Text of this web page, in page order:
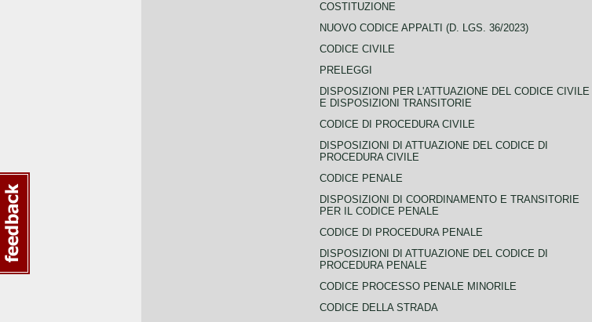
COSTITUZIONE
NUOVO CODICE APPALTI (D. LGS. 36/2023)
CODICE CIVILE
PRELEGGI
DISPOSIZIONI PER L'ATTUAZIONE DEL CODICE CIVILE
E DISPOSIZIONI TRANSITORIE
CODICE DI PROCEDURA CIVILE
DISPOSIZIONI DI ATTUAZIONE DEL CODICE DI
PROCEDURA CIVILE
CODICE PENALE
DISPOSIZIONI DI COORDINAMENTO E TRANSITORIE
PER IL CODICE PENALE
CODICE DI PROCEDURA PENALE
DISPOSIZIONI DI ATTUAZIONE DEL CODICE DI
PROCEDURA PENALE
CODICE PROCESSO PENALE MINORILE
CODICE DELLA STRADA